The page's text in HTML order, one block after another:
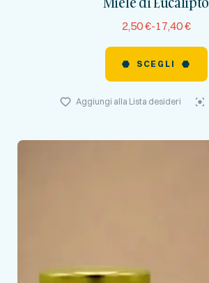
2,50€-17,40€
SCEGLI
Aggiungi alla Lista desideri